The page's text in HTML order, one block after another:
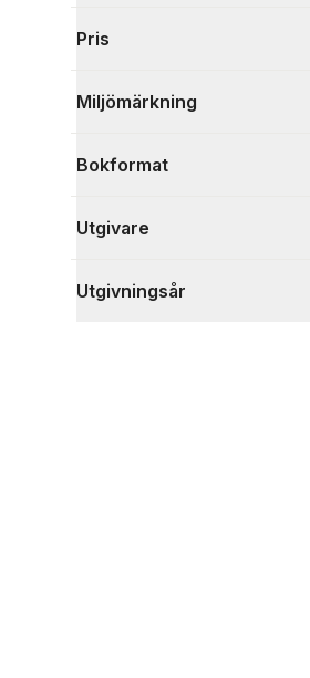
Biografier
Pris
Miljömärkning
Bokformat
Utgivare
Utgivningsår